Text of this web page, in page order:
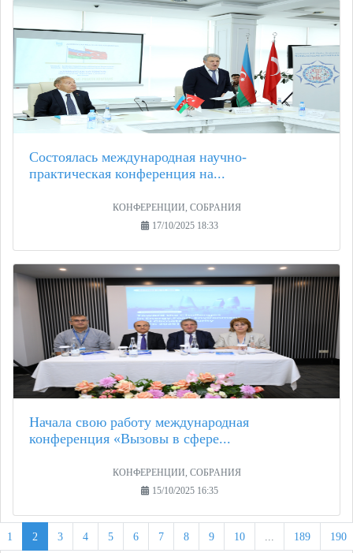
Состоялась международная научно-
практическая конференция на...
КОНФЕРЕНЦИИ, СОБРАНИЯ
17/10/2025 18:33
Начала свою работу международная
конференция «Вызовы в сфере...
КОНФЕРЕНЦИИ, СОБРАНИЯ
15/10/2025 16:35
1 2 3 4 5 6 7 8 9 10 ... 189 190